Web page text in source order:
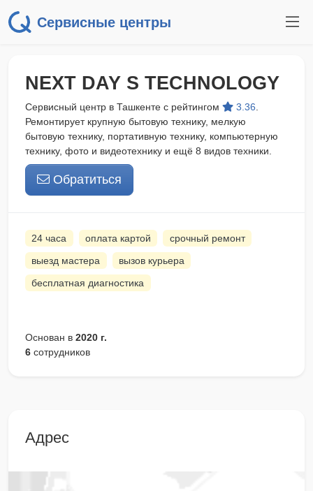
Сервисные центры
NEXT DAY S TECHNOLOGY
Сервисный центр в Ташкенте с рейтингом 3.36
Ремонтирует крупную бытовую технику, мелкую
бытовую технику, портативную технику, компьютерную
технику, фото и видеотехнику и ещё 8 видов техники.
Обратиться
24 часа оплата картой срочный ремонт
выезд мастера вызов курьера
бесплатная диагностика
Основан в 2020 г.
6 сотрудников
Адрес